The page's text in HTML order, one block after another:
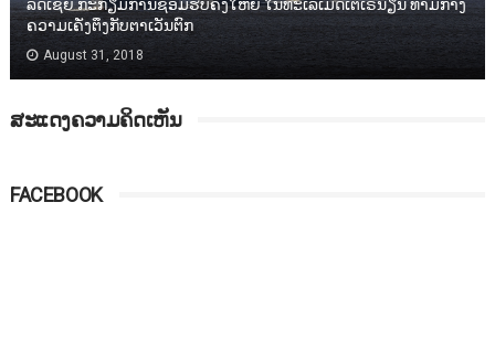
ລັດເຊຍ ກະກຽມການຊ້ອມຮົບຄັ້ງໃຫຍ່ ໃນທະເລເມດິເຕິເຣນຽນ ທ່າມກາງ
ຄວາມເຄັ່ງຕຶງກັບຕາເວັນຕົກ
August 31, 2018
ສະແດງຄວາມຄິດເຫັນ
FACEBOOK